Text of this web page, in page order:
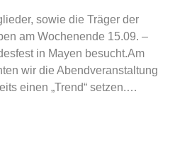
sowie die Träger der
am Wochenende 15.09. –
in Mayen besucht.Am
wir die Abendveranstaltung
einen „Trend“ setzen.…